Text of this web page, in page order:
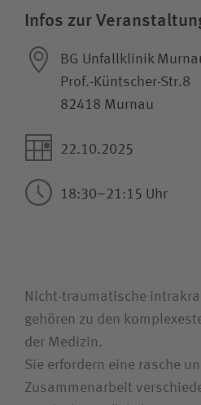
Patientin / Patient
Besucherin / Besucher
Zuweiserin / Zuweiser
Bewerberin / Bewerber
Infos zur
BG Unfallklinik
Prof.-Küntscher-Str.8
82418 Murnau
22.10.2025
18:30–21:15 Uhr
Nicht-traumatische
gehören zu den
der Medizin.
Sie erfordern eine rasche
Zusammenarbeit